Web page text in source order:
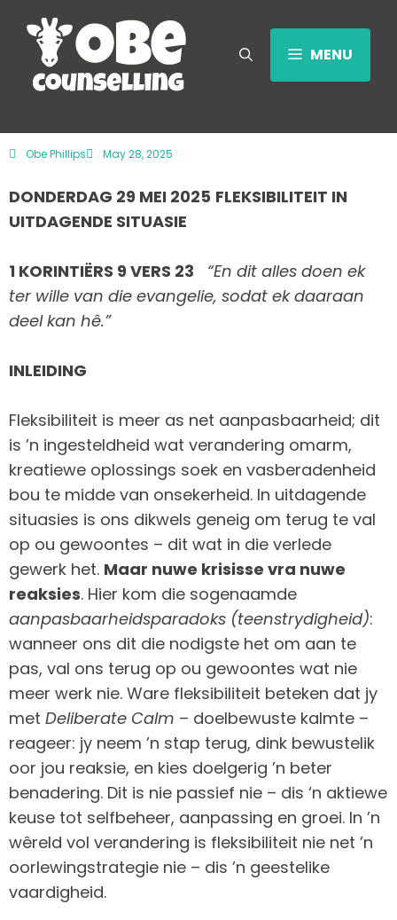
MENU
Obe Phillips May 28, 2025
DONDERDAG 29 MEI 2025 FLEKSIBILITEIT IN
UITDAGENDE SITUASIE
1 KORINTIËRS 9 VERS 23 “En dit alles doen ek
ter wille van die evangelie, sodat ek daaraan
deel kan hê.”
INLEIDING
Fleksibiliteit is meer as net aanpasbaarheid; dit
is ’n ingesteldheid wat verandering omarm,
kreatiewe oplossings soek en vasberadenheid
bou te midde van onsekerheid. In uitdagende
situasies is ons dikwels geneig om terug te val
op ou gewoontes – dit wat in die verlede
gewerk het. Maar nuwe krisisse vra nuwe
reaksies. Hier kom die sogenaamde
aanpasbaarheidsparadoks (teenstrydigheid):
wanneer ons dit die nodigste het om aan te
pas, val ons terug op ou gewoontes wat nie
meer werk nie. Ware fleksibiliteit beteken dat jy
met Deliberate Calm – doelbewuste kalmte –
reageer: jy neem ’n stap terug, dink bewustelik
oor jou reaksie, en kies doelgerig ’n beter
benadering. Dit is nie passief nie – dis ‘n aktiewe
keuse tot selfbeheer, aanpassing en groei. In ’n
wêreld vol verandering is fleksibiliteit nie net ’n
oorlewingstrategie nie – dis ’n geestelike
vaardigheid.